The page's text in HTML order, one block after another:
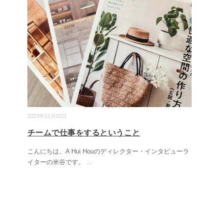
2023年11月02日
チームで仕事をするということ
こんにちは。A Hui Houのディレクター・インタビューラ
イターの米谷です。 ...